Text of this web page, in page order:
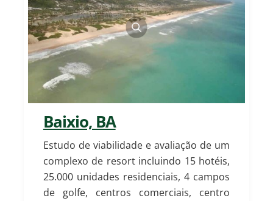
Baixio, BA
Estudo de viabilidade e avaliação de um
complexo de resort incluindo 15 hotéis,
25.000 unidades residenciais, 4 campos
de golfe, centros comerciais, centro